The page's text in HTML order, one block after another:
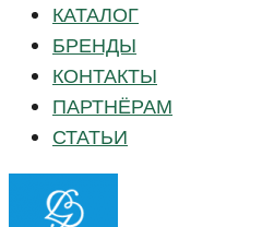
КАТАЛОГ
БРЕНДЫ
КОНТАКТЫ
ПАРТНЁРАМ
СТАТЬИ